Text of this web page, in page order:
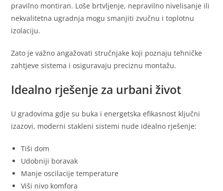
pravilno montiran. Loše brtvljenje, nepravilno nivelisanje ili
nekvalitetna ugradnja mogu smanjiti zvučnu i toplotnu
izolaciju.
Zato je važno angažovati stručnjake koji poznaju tehničke
zahtjeve sistema i osiguravaju preciznu montažu.
Idealno rješenje za urbani život
U gradovima gdje su buka i energetska efikasnost ključni
izazovi, moderni stakleni sistemi nude idealno rješenje:
Tiši dom
Udobniji boravak
Manje oscilacije temperature
Viši nivo komfora